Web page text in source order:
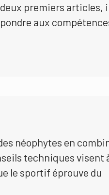
deux premiers articles,
aux
néophytes en
techniques visent
le sportif éprouve du